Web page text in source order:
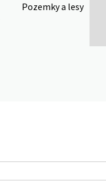
Pozemky a lesy